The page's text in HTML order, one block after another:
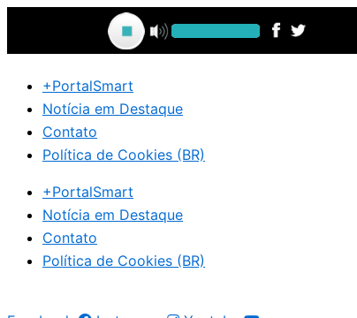
Ir
o
conteúdo+PortalSmart
Notícia em Destaque
Contato
Política de Cookies (BR)
+PortalSmart
Notícia em Destaque
Contato
Política de Cookies (BR)